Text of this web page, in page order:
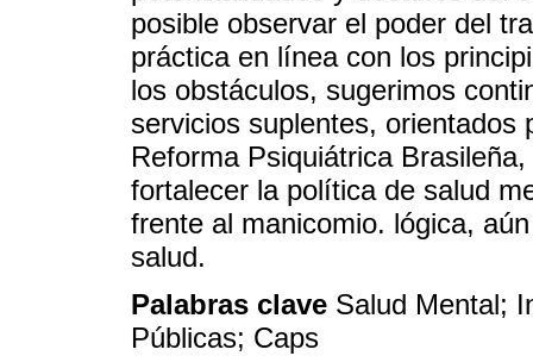
posible observar el poder del
práctica en línea con los
los obstáculos, sugerimos
servicios suplentes, orientados
Reforma Psiquiátrica
fortalecer la política de salud
frente al manicomio. lógica,
salud.
Palabras clave Salud Mental;
Públicas; Caps